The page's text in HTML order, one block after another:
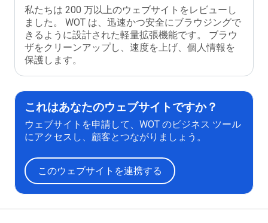
私たちは 200 万以上のウェブサイトをレビューし
ました。 WOT は、迅速かつ安全にブラウジングで
きるように設計された軽量拡張機能です。 ブラウ
ザをクリーンアップし、速度を上げ、個人情報を
保護します。
これはあなたのウェブサイトですか？
ウェブサイトを申請して、WOT のビジネス ツール
にアクセスし、顧客とつながりましょう。
このウェブサイトを連携する